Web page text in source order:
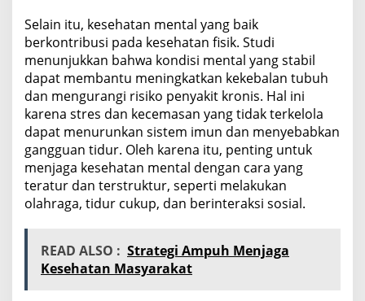
Selain itu, kesehatan mental yang baik
berkontribusi pada kesehatan fisik. Studi
menunjukkan bahwa kondisi mental yang stabil
dapat membantu meningkatkan kekebalan tubuh
dan mengurangi risiko penyakit kronis. Hal ini
karena stres dan kecemasan yang tidak terkelola
dapat menurunkan sistem imun dan menyebabkan
gangguan tidur. Oleh karena itu, penting untuk
menjaga kesehatan mental dengan cara yang
teratur dan terstruktur, seperti melakukan
olahraga, tidur cukup, dan berinteraksi sosial.
READ ALSO : Strategi Ampuh Menjaga
Kesehatan Masyarakat